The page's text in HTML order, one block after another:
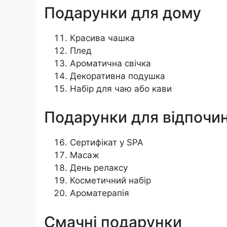
Подарунки для дому
Красива чашка
Плед
Ароматична свічка
Декоративна подушка
Набір для чаю або кави
Подарунки для
Сертифікат у SPA
Масаж
День релаксу
Косметичний набір
Ароматерапія
Смачні подарунки